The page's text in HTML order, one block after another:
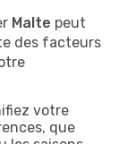
Malte peut
des facteurs
votre
que